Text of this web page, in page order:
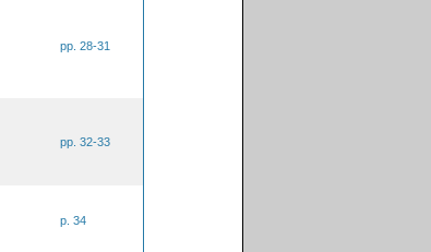
pp. 28-31
pp. 32-33
p. 34